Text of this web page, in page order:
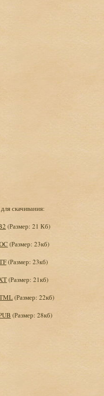
скачивания:
(Размер: 21 Кб)
(Размер: 23кб)
(Размер: 23кб)
(Размер: 21кб)
(Размер: 22кб)
(Размер: 28кб)